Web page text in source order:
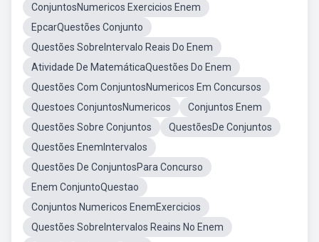
ConjuntosNumericos Exercicios Enem
EpcarQuestões Conjunto
Questões SobreIntervalo Reais Do Enem
Atividade De MatemáticaQuestões Do Enem
Questões Com ConjuntosNumericos Em Concursos
Questoes ConjuntosNumericos
Conjuntos Enem
Questões Sobre Conjuntos
QuestõesDe Conjuntos
Questões EnemIntervalos
Questões De ConjuntosPara Concurso
Enem ConjuntoQuestao
Conjuntos Numericos EnemExercicios
Questões SobreIntervalos Reains No Enem